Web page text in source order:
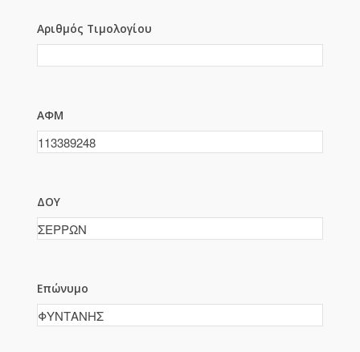
Αριθμός Τιμολογίου
ΑΦΜ
ΔΟΥ
Επώνυμο